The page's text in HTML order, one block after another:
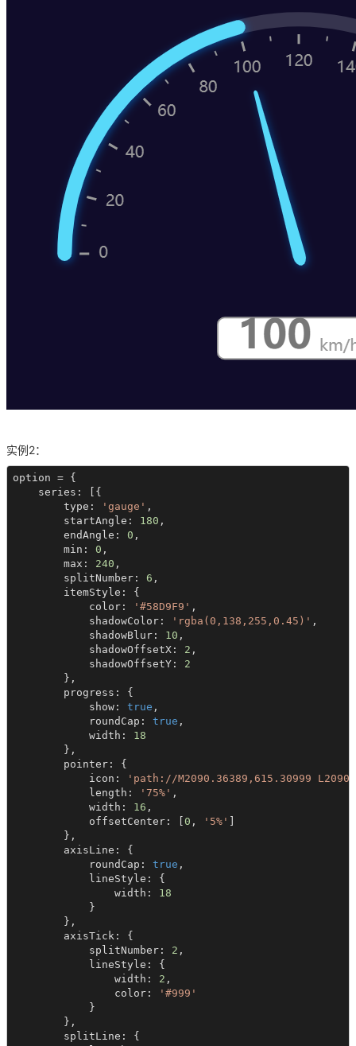
实例2：
option = {
    series: [{
        type:
'gauge' ,
        startAngle:
180 ,
        endAngle:
0 ,
        min:
0 ,
        max:
240 ,
        splitNumber:
6 ,
        itemStyle: {
            color:
'#58D9F9' ,
            shadowColor:
'rgba(0,138,255,0.45)' ,
            shadowBlur:
10 ,
            shadowOffsetX:
2 ,
            shadowOffsetY:
2
        },
        progress: {
            show:
true ,
            roundCap:
true ,
            width:
18
        },
        pointer: {
            icon:
'path://M2090.36389,615.30999
            length:
'75%' ,
            width:
16 ,
            offsetCenter: [
0 , '5%'
        },
        axisLine: {
            roundCap:
true ,
            lineStyle: {
                width:
18
            }
        },
        axisTick: {
            splitNumber:
2 ,
            lineStyle: {
                width:
2 ,
                color:
'#999'
            }
        },
        splitLine: {